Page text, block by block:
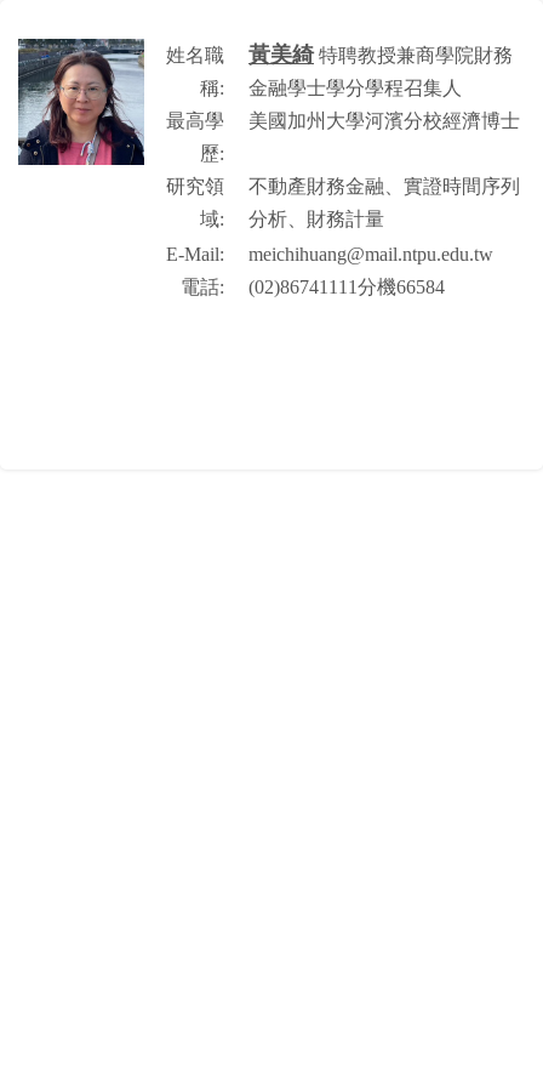
姓名職
稱:
黃美綺特聘教授兼商學院財務
金融學士學分學程召集人
最高學
歷:
美國加州大學河濱分校經濟博士
研究領
域:
不動產財務金融、實證時間序列
分析、財務計量
E-Mail:
meichihuang@mail.ntpu.edu.tw
電話:
(02)86741111分機66584